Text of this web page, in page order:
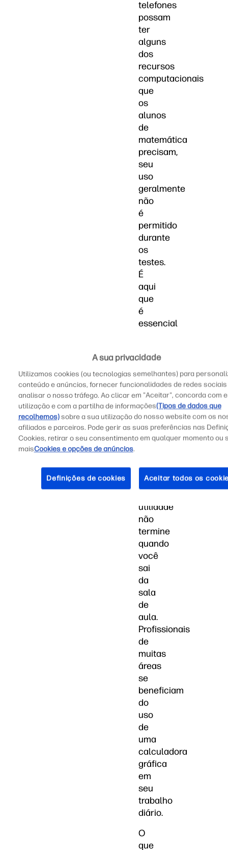
telefones
possam
ter
alguns
dos
recursos
computacionais
que
os
alunos
de
matemática
precisam,
seu
uso
geralmente
não
é
permitido
durante
os
testes.
É
aqui
que
é
essencial
com
uma
calculadora
gráfica
se
você
for
ainda
que
utilidade
não
termine
quando
você
sai
da
sala
de
aula.
Profissionais
de
muitas
áreas
se
beneficiam
do
uso
de
uma
calculadora
gráfica
em
seu
trabalho
diário.
O
que
A sua privacidade
Utilizamos cookies (ou tecnologias semelhantes) para
conteúdo e anúncios, fornecer funcionalidades de redes sociais
analisar o nosso tráfego. Ao clicar em "Aceitar", concorda com
utilização e com a partilha de informações(Tipos de dados que
recolhemos)sobre a sua utilização do nosso website com os
afiliados e parceiros. Pode gerir as suas preferências nas
Cookies, retirar o seu consentimento em qualquer momento ou
maisCookies e opções de anúncios.
Definições de cookies Aceitar todos os